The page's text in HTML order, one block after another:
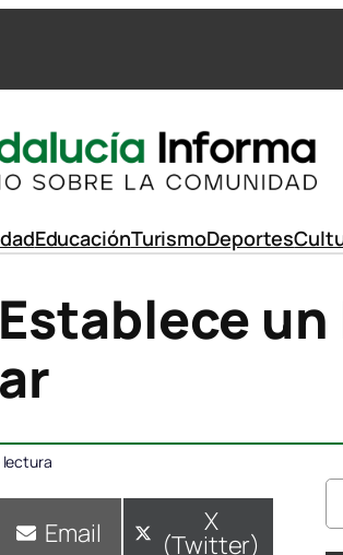
EducaciónTurismoDeportes
un
lectura
Compartir
Email Compartir
en
X
(Twitter)